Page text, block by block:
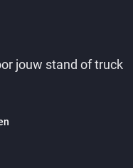
jouw stand of truck